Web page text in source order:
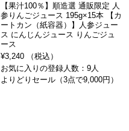
【果汁100％】順造選 通販限定 人
参りんごジュース 195g×15本 【カ
ートカン（紙容器）】人参ジュー
ス にんじんジュース りんごジュ
ース
¥3,240 （税込）
お気に入りの登録人数：9人
よりどりセール（3点で9,000円）